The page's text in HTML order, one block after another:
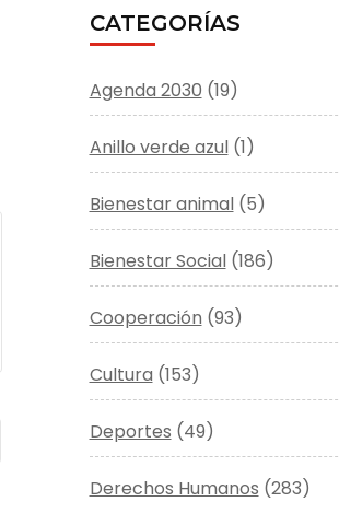
CATEGORÍAS
Agenda 2030 (19)
Anillo verde azul(1)
Bienestar animal(5)
Bienestar Social(186)
Cooperación (93)
Cultura (153)
Deportes (49)
Derechos Humanos (283)